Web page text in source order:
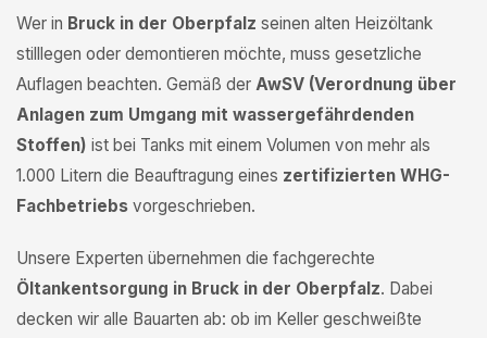
Wer in Bruck in der Oberpfalz seinen alten Heizöltank
stilllegen oder demontieren möchte, muss gesetzliche
Auflagen beachten. Gemäß der AwSV (Verordnung über
Anlagen zum Umgang mit wassergefährdenden
Stoffen) ist bei Tanks mit einem Volumen von mehr als
1.000 Litern die Beauftragung eines zertifizierten WHG-
Fachbetriebs vorgeschrieben.
Unsere Experten übernehmen die fachgerechte
Öltankentsorgung in Bruck in der Oberpfalz. Dabei
decken wir alle Bauarten ab: ob im Keller geschweißte